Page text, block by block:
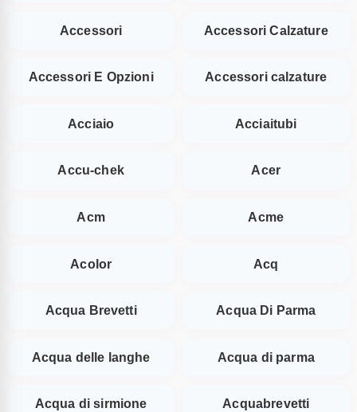
Accessori Accessori Calzature
Accessori E Opzioni Accessori calzature
Acciaio Acciaitubi
Accu-chek Acer
Acm Acme
Acolor Acq
Acqua Brevetti Acqua Di Parma
Acqua delle langhe Acqua di parma
Acqua di sirmione Acquabrevetti